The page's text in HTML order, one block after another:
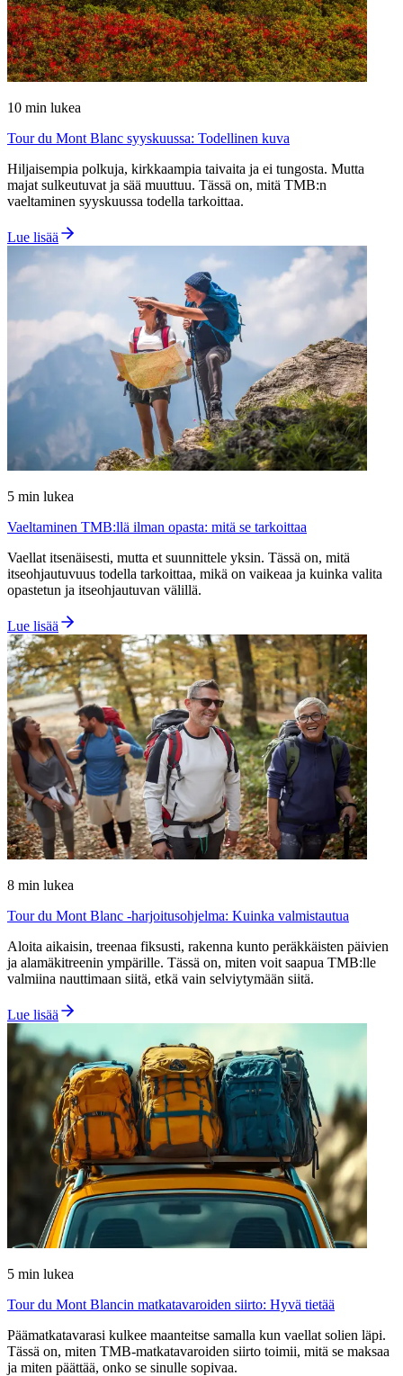
10 min lukea
Tour du Mont Blanc syyskuussa: Todellinen kuva
Hiljaisempia polkuja, kirkkaampia taivaita ja ei tungosta. Mutta
majat sulkeutuvat ja sää muuttuu. Tässä on, mitä TMB:n
vaeltaminen syyskuussa todella tarkoittaa.
Lue lisää
5 min lukea
Vaeltaminen TMB:llä ilman opasta: mitä se tarkoittaa
Vaellat itsenäisesti, mutta et suunnittele yksin. Tässä on, mitä
itseohjautuvuus todella tarkoittaa, mikä on vaikeaa ja kuinka valita
opastetun ja itseohjautuvan välillä.
Lue lisää
8 min lukea
Tour du Mont Blanc -harjoitusohjelma: Kuinka valmistautua
Aloita aikaisin, treenaa fiksusti, rakenna kunto peräkkäisten päivien
ja alamäkitreenin ympärille. Tässä on, miten voit saapua TMB:lle
valmiina nauttimaan siitä, etkä vain selviytymään siitä.
Lue lisää
5 min lukea
Tour du Mont Blancin matkatavaroiden siirto: Hyvä tietää
Päämatkatavarasi kulkee maanteitse samalla kun vaellat solien läpi.
Tässä on, miten TMB-matkatavaroiden siirto toimii, mitä se maksaa
ja miten päättää, onko se sinulle sopivaa.